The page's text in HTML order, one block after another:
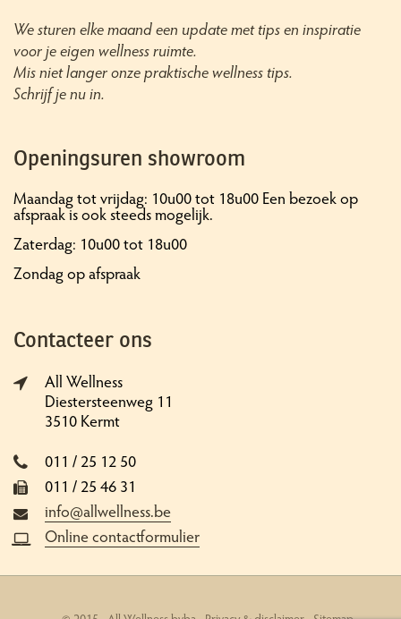
We sturen elke maand een update met tips en inspiratie
voor je eigen wellness ruimte.
Mis niet langer onze praktische wellness tips.
Schrijf je nu in.
Openingsuren showroom
Maandag tot vrijdag: 10u00 tot 18u00 Een bezoek op
afspraak is ook steeds mogelijk.
Zaterdag: 10u00 tot 18u00
Zondag op afspraak
Contacteer ons
All Wellness
Diestersteenweg 11
3510 Kermt
011 / 25 12 50
011 / 25 46 31
info@allwellness.be
Online contactformulier